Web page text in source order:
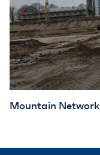
Mountain Network